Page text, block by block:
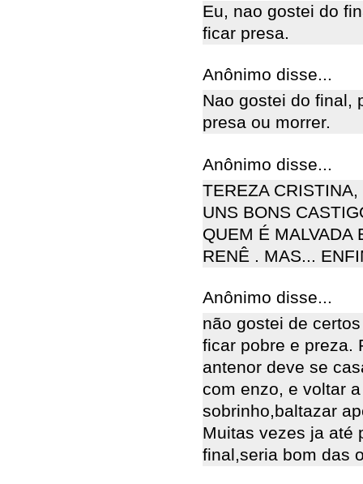
Eu, nao gostei do
ficar presa.
Anônimo disse...
Nao gostei do final,
presa ou morrer.
Anônimo disse...
TEREZA
UNS BONS
QUEM É MALVADA
RENÊ . MAS...
Anônimo disse...
não gostei de
ficar pobre e preza.
antenor deve se
com enzo, e voltar
sobrinho,baltazar
Muitas vezes ja até
final,seria bom das